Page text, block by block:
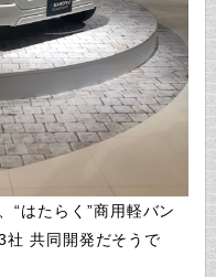
“はたらく”商用軽バン